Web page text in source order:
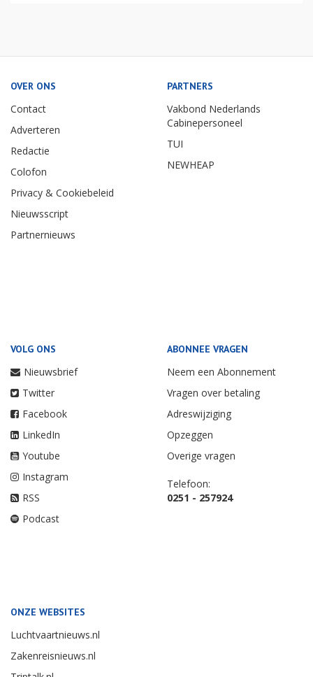
OVER ONS
Contact
Adverteren
Redactie
Colofon
Privacy & Cookiebeleid
Nieuwsscript
Partnernieuws
PARTNERS
Vakbond Nederlands
Cabinepersoneel
TUI
NEWHEAP
VOLG ONS
Nieuwsbrief
Twitter
Facebook
LinkedIn
Youtube
Instagram
RSS
Podcast
ABONNEE VRAGEN
Neem een Abonnement
Vragen over betaling
Adreswijziging
Opzeggen
Overige vragen
Telefoon:
0251 - 257924
ONZE WEBSITES
Luchtvaartnieuws.nl
Zakenreisnieuws.nl